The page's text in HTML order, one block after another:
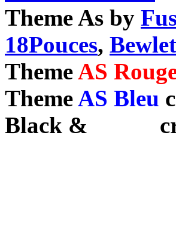
Theme As by
18Pouces,
Theme AS
Theme AS Bleu
Black &